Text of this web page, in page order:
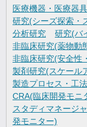
医療機器・医療器
研究(シーズ探索・
分析研究
研究(バ
非臨床研究(薬物動
非臨床研究(安全性
製剤研究(スケール
製造プロセス・工
CRA(臨床開発モニ
スタディマネージ
発モニター)